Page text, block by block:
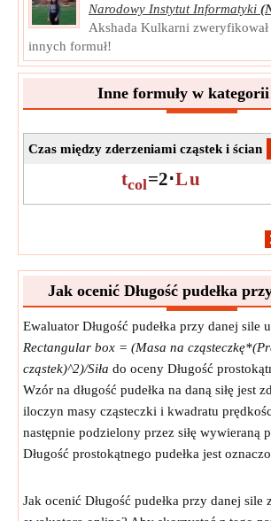
Jednostka:N
Notatka:
Wartość może być dodatnia lub
Narodowy Instytut Informatyki
Akshada Kulkarni zweryfikował
innych formuł!
Inne formuły w
Czas między zderzeniami cząstek i ścian
tcol=2⋅Lu
Jak ocenić Długość pudełka
Ewaluator Długość pudełka przy danej sile
Rectangular box = (Masa na
cząstek)^2)/Siła do oceny Długość
Wzór na długość pudełka na daną siłę jest
iloczyn masy cząsteczki i kwadratu
następnie podzielony przez siłę wywieraną
Długość prostokątnego pudełka jest
Jak ocenić Długość pudełka przy danej sile